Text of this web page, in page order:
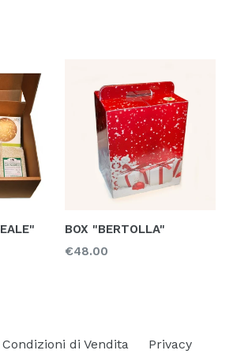
BOX "BERTOLLA"
Prezzo
€48.00
Condizioni di Vendita Privacy